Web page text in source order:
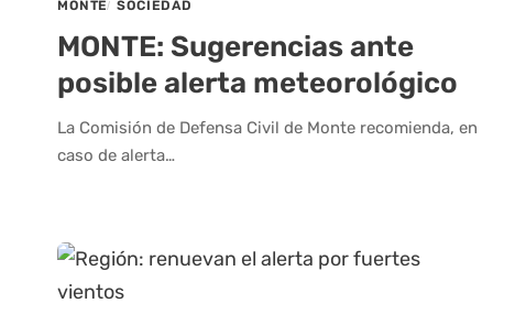
MONTE SOCIEDAD
MONTE: Sugerencias ante
posible alerta meteorológico
La Comisión de Defensa Civil de Monte recomienda, en
caso de alerta…